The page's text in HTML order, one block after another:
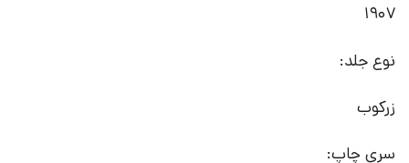
1907
نوع جلد:
زرکوب
سری چاپ: